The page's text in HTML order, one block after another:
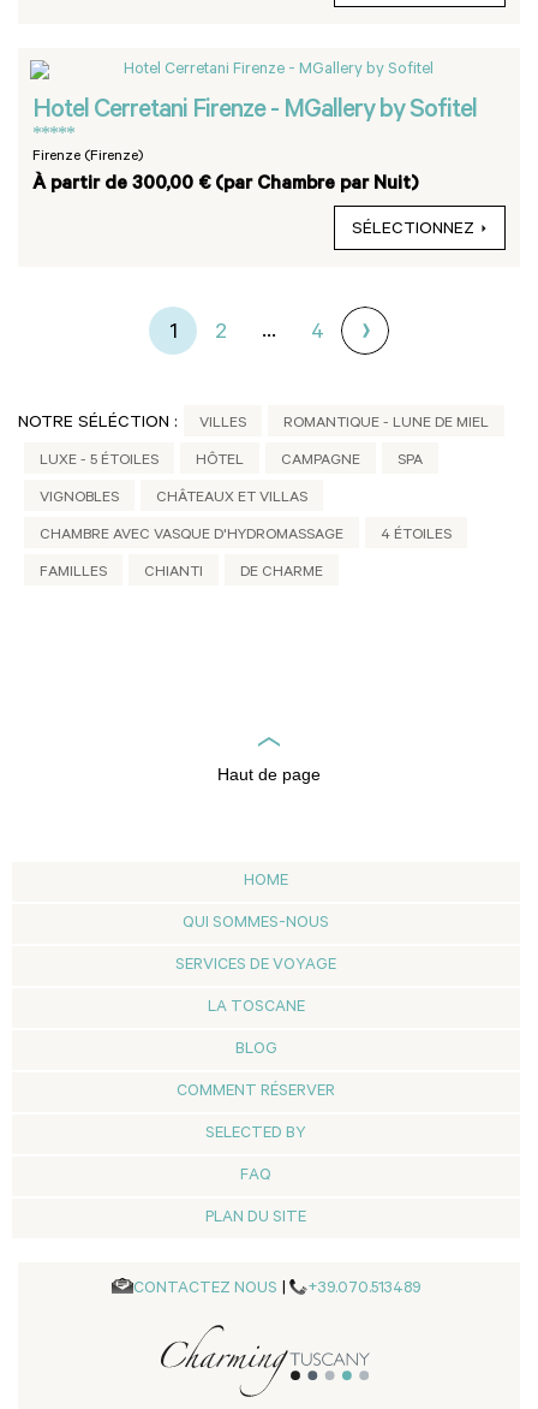
Hotel Cerretani Firenze - MGallery by Sofitel
*****
Firenze (Firenze)
À partir de 300,00 € (par Chambre par Nuit)
SÉLECTIONNEZ
1 2 ... 4
NOTRE SÉLÉCTION : VILLES ROMANTIQUE - LUNE DE MIEL
LUXE - 5 ÉTOILES HÔTEL CAMPAGNE SPA
VIGNOBLES CHÂTEAUX ET VILLAS
CHAMBRE AVEC VASQUE D'HYDROMASSAGE 4 ÉTOILES
FAMILLES CHIANTI DE CHARME
Haut de page
HOME
QUI SOMMES-NOUS
SERVICES DE VOYAGE
LA TOSCANE
BLOG
COMMENT RÉSERVER
SELECTED BY
FAQ
PLAN DU SITE
CONTACTEZ NOUS | +39.070.513489